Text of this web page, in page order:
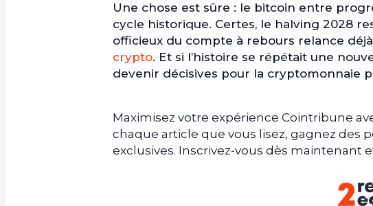
Une chose est sûre : le bitcoin entre
cycle historique. Certes, le halving 2028
officieux du compte à rebours relance
crypto. Et si l’histoire se répétait une
devenir décisives pour la cryptomonnaie
Maximisez votre expérience Cointribune
chaque article que vous lisez, gagnez des
exclusives. Inscrivez-vous dès maintenant